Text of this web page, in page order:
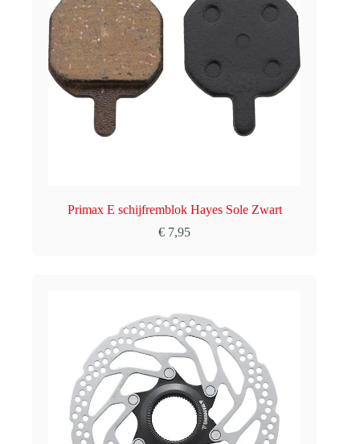
Primax E schijfremblok Hayes Sole Zwart
€ 7,95